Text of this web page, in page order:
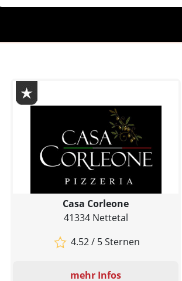
Casa Corleone
41334 Nettetal
4.52 / 5 Sternen
mehr Infos